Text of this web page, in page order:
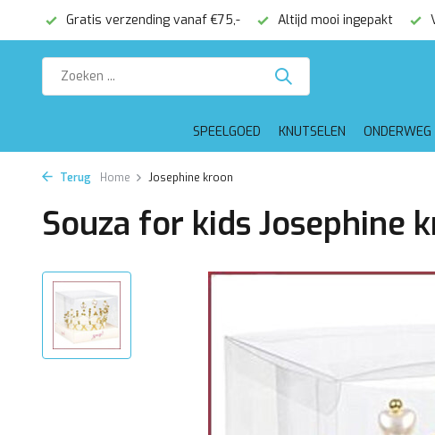
Gratis verzending vanaf €75,- Altijd mooi ingepakt
SPEELGOED KNUTSELEN ONDERWEG
Terug Home Josephine kroon
Souza for kids Josephine